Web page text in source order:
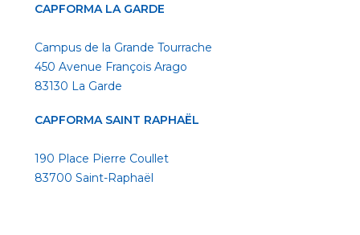
CAPFORMA LA GARDE
Campus de la Grande Tourrache
450 Avenue François Arago
83130 La Garde
CAPFORMA SAINT RAPHAËL
190 Place Pierre Coullet
83700 Saint-Raphaël